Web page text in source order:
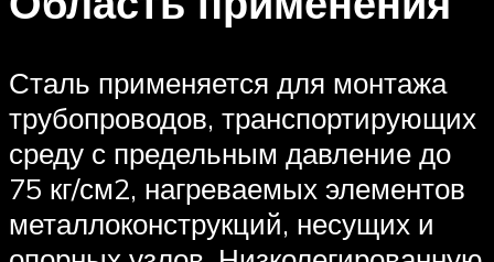
Сталь применяется для монтажа
трубопроводов, транспортирующих
среду с предельным давление до
75 кг/см2, нагреваемых элементов
металлоконструкций, несущих и